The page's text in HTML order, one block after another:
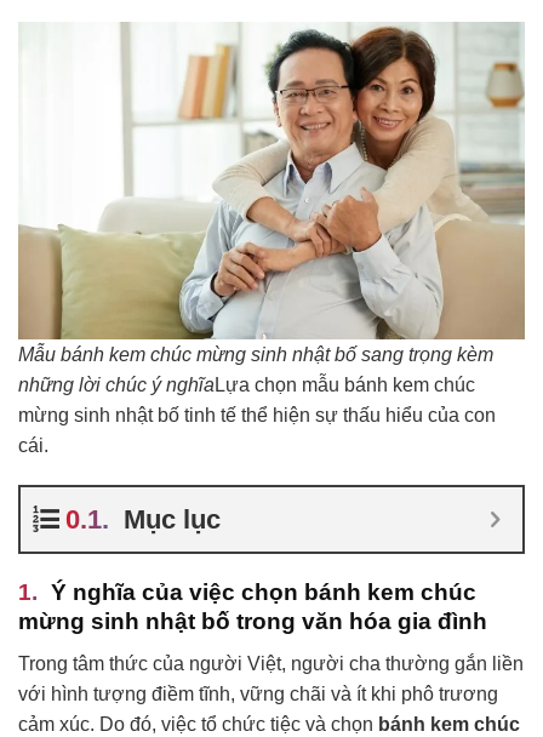
Mẫu bánh kem chúc mừng sinh nhật bố sang trọng kèm
những lời chúc ý nghĩa Lựa chọn mẫu bánh kem chúc
mừng sinh nhật bố tinh tế thể hiện sự thấu hiểu của con
cái.
Mục lục
Ý nghĩa của việc chọn bánh kem chúc
mừng sinh nhật bố trong văn hóa gia đình
Trong tâm thức của người Việt, người cha thường gắn liền
với hình tượng điềm tĩnh, vững chãi và ít khi phô trương
cảm xúc. Do đó, việc tổ chức tiệc và chọn bánh kem chúc